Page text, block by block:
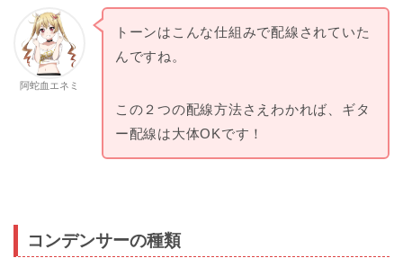
阿蛇血エネミ
トーンはこんな仕組みで配線されていた
んですね。
この２つの配線方法さえわかれば、ギタ
ー配線は大体OKです！
コンデンサーの種類